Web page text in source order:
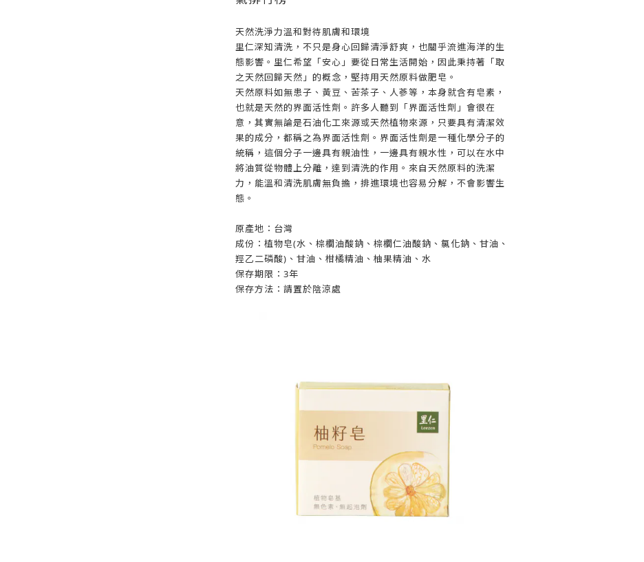
天然洗淨力溫和對待肌膚和環境
里仁深知清洗，不只是身心回歸清淨舒爽，也關乎流進海洋的生
態影響。里仁希望「安心」要從日常生活開始，因此秉持著「取
之天然回歸天然」的概念，堅持用天然原料做肥皂。
天然原料如無患子、黃豆、苦茶子、人蔘等，本身就含有皂素，
也就是天然的界面活性劑。許多人聽到「界面活性劑」會很在
意，其實無論是石油化工來源或天然植物來源，只要具有清潔效
果的成分，都稱之為界面活性劑。界面活性劑是一種化學分子的
統稱，這個分子一邊具有親油性，一邊具有親水性，可以在水中
將油質從物體上分離，達到清洗的作用。來自天然原料的洗潔
力，能溫和清洗肌膚無負擔，排進環境也容易分解，不會影響生
態。
原產地：台灣
成份：植物皂(水、棕櫚油酸鈉、棕櫚仁油酸鈉、氯化鈉、甘油、
羥乙二磷酸)、甘油、柑橘精油、柚果精油、水
保存期限：3年
保存方法：請置於陰涼處